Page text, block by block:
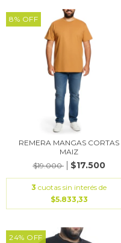
8% OFF
REMERA MANGAS CORTAS
MAIZ
$19.000
$17.500
3 cuotas sin interés de
$5.833,33
24% OFF